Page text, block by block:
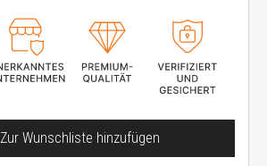
Zur Wunschliste hinzufügen